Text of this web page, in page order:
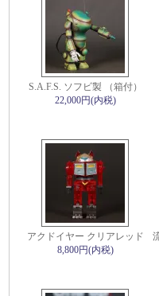
S.A.F.S. ソフビ製 （箱付）
22,000円(内税)
アクドイヤー クリアレッド
8,800円(内税)